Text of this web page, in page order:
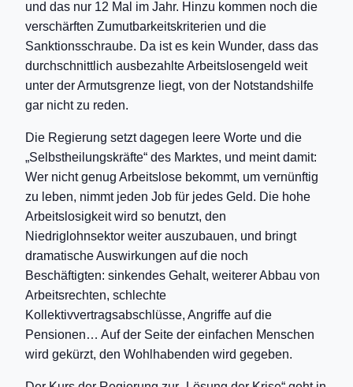
und das nur 12 Mal im Jahr. Hinzu kommen noch die
verschärften Zumutbarkeitskriterien und die
Sanktionsschraube. Da ist es kein Wunder, dass das
durchschnittlich ausbezahlte Arbeitslosengeld weit
unter der Armutsgrenze liegt, von der Notstandshilfe
gar nicht zu reden.
Die Regierung setzt dagegen leere Worte und die
„Selbstheilungskräfte“ des Marktes, und meint damit:
Wer nicht genug Arbeitslose bekommt, um vernünftig
zu leben, nimmt jeden Job für jedes Geld. Die hohe
Arbeitslosigkeit wird so benutzt, den
Niedriglohnsektor weiter auszubauen, und bringt
dramatische Auswirkungen auf die noch
Beschäftigten: sinkendes Gehalt, weiterer Abbau von
Arbeitsrechten, schlechte
Kollektivvertragsabschlüsse, Angriffe auf die
Pensionen… Auf der Seite der einfachen Menschen
wird gekürzt, den Wohlhabenden wird gegeben.